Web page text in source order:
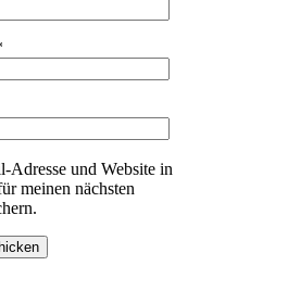
Adresse und Website in
meinen nächsten